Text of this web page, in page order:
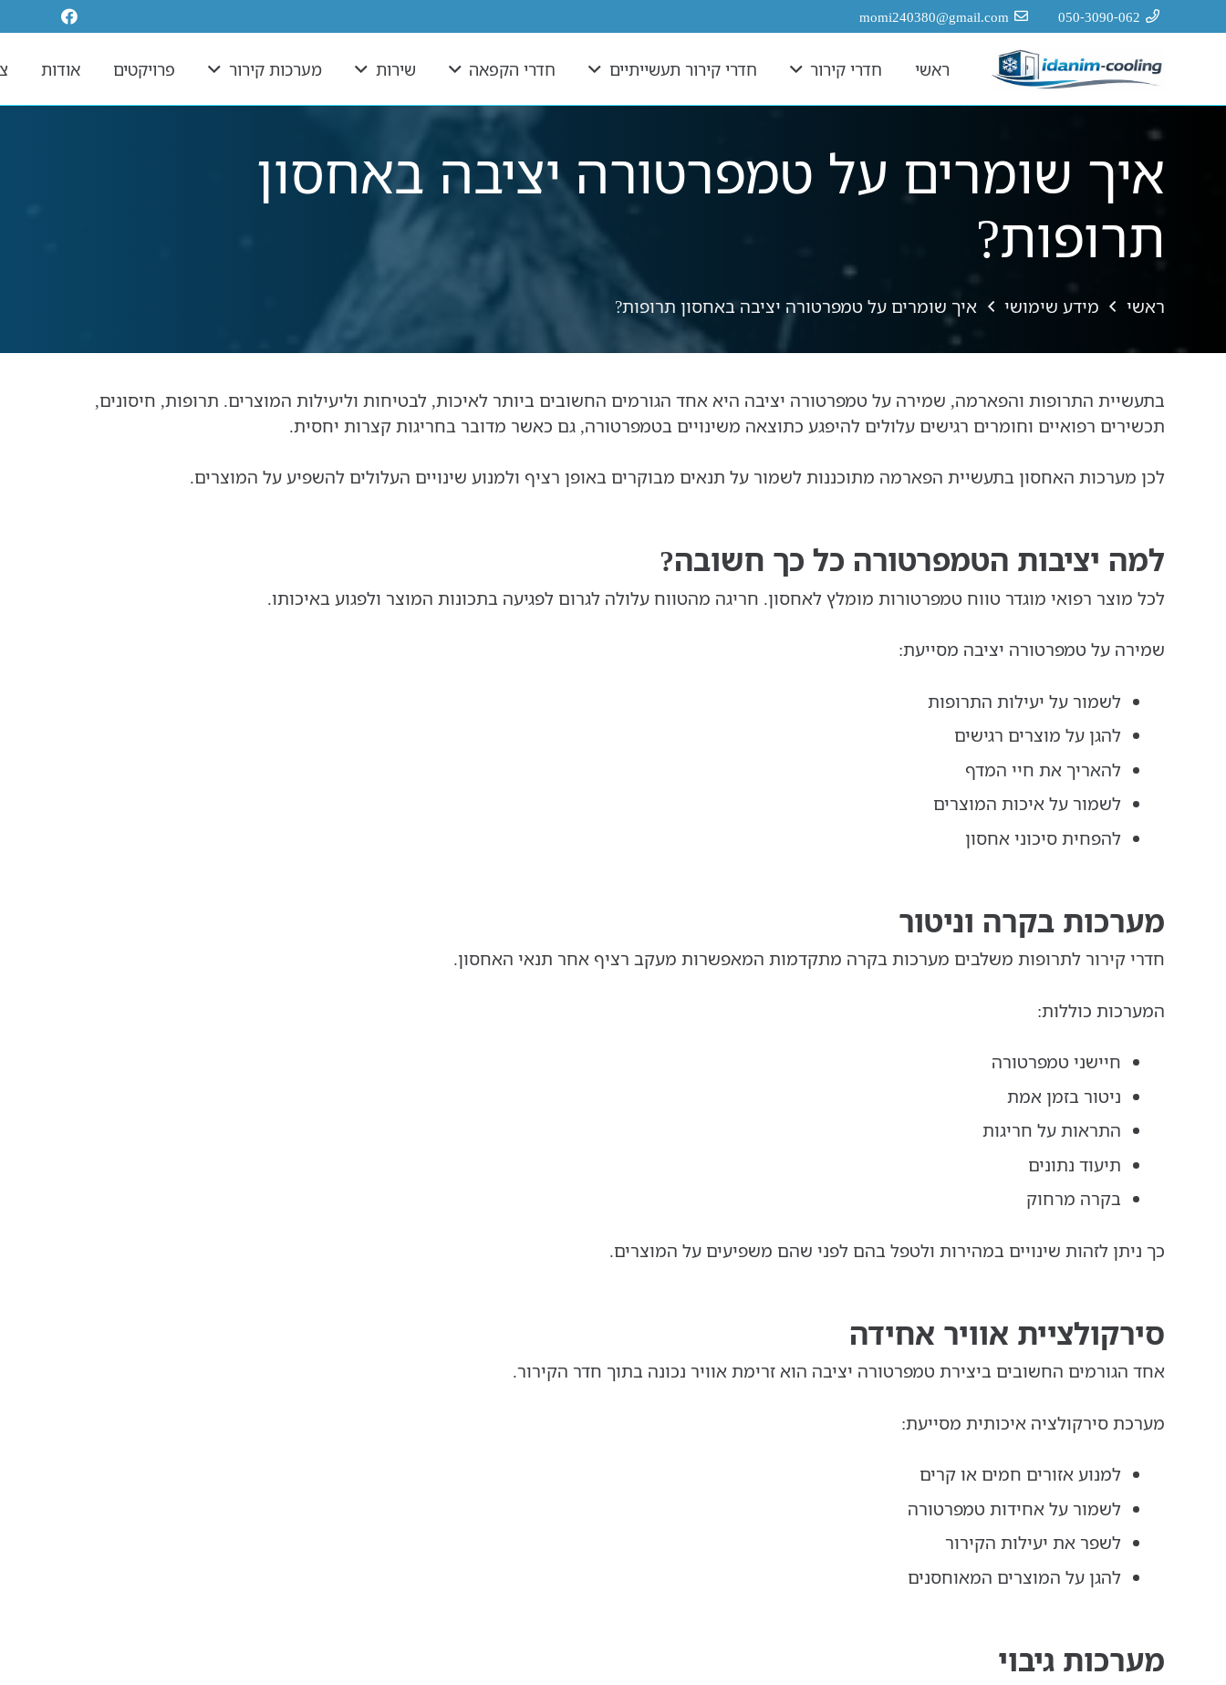
050-3090-062
momi240380@gmail.com
ראשי חדרי קירור חדרי קירור תעשייתיים חדרי הקפאה שירות מערכות קירור פרויקטים אודות
איך שומרים על טמפרטורה יציבה באחסון
תרופות?
ראשי מידע שימושי איך שומרים על טמפרטורה יציבה באחסון תרופות?
בתעשיית התרופות והפארמה, שמירה על טמפרטורה יציבה היא אחד הגורמים החשובים ביותר לאיכות, לבטיחות וליעילות המוצרים. תרופות, חיסונים,
תכשירים רפואיים וחומרים רגישים עלולים להיפגע כתוצאה משינויים בטמפרטורה, גם כאשר מדובר בחריגות קצרות יחסית.
לכן מערכות האחסון בתעשיית הפארמה מתוכננות לשמור על תנאים מבוקרים באופן רציף ולמנוע שינויים העלולים להשפיע על המוצרים.
למה יציבות הטמפרטורה כל כך חשובה?
לכל מוצר רפואי מוגדר טווח טמפרטורות מומלץ לאחסון. חריגה מהטווח עלולה לגרום לפגיעה בתכונות המוצר ולפגוע באיכותו.
שמירה על טמפרטורה יציבה מסייעת:
לשמור על יעילות התרופות
להגן על מוצרים רגישים
להאריך את חיי המדף
לשמור על איכות המוצרים
להפחית סיכוני אחסון
מערכות בקרה וניטור
חדרי קירור לתרופות משלבים מערכות בקרה מתקדמות המאפשרות מעקב רציף אחר תנאי האחסון.
המערכות כוללות:
חיישני טמפרטורה
ניטור בזמן אמת
התראות על חריגות
תיעוד נתונים
בקרה מרחוק
כך ניתן לזהות שינויים במהירות ולטפל בהם לפני שהם משפיעים על המוצרים.
סירקולציית אוויר אחידה
אחד הגורמים החשובים ביצירת טמפרטורה יציבה הוא זרימת אוויר נכונה בתוך חדר הקירור.
מערכת סירקולציה איכותית מסייעת:
למנוע אזורים חמים או קרים
לשמור על אחידות טמפרטורה
לשפר את יעילות הקירור
להגן על המוצרים המאוחסנים
מערכות גיבוי